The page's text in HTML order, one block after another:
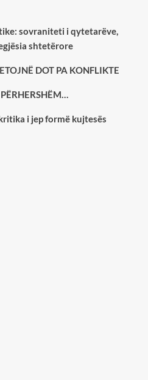
sovraniteti i qytetarëve,
shtetërore
DOT PA KONFLIKTE
i jep formë kujtesës